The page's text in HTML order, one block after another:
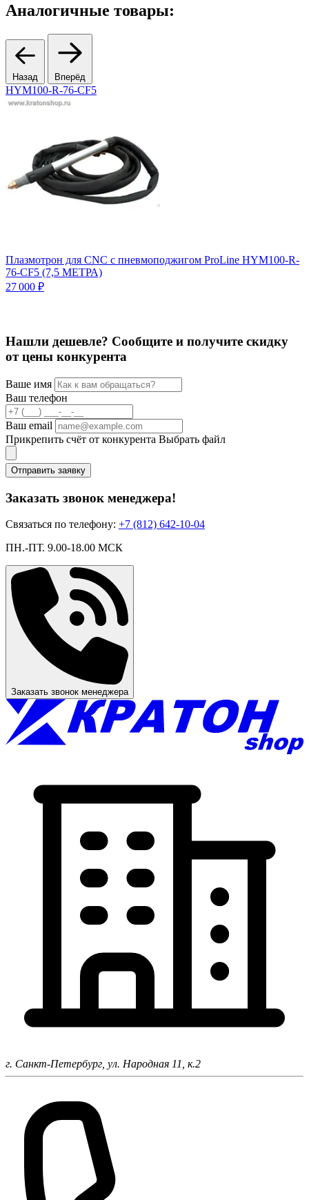
Аналогичные товары:
Назад Вперёд
HYM100-R-76-CF5
Плазмотрон для CNC с пневмоподжигом ProLine HYM100-R-
76-CF5 (7,5 МЕТРА)
27 000 ₽
Нашли дешевле? Сообщите и получите скидку
от цены конкурента
Ваше имя
Ваш телефон
Ваш email
Прикрепить счёт от конкурента Выбрать файл
Отправить заявку
Заказать звонок менеджера!
Связаться по телефону: +7 (812) 642-10-04
ПН.-ПТ. 9.00-18.00 МСК
Заказать звонок менеджера
г. Санкт-Петербург, ул. Народная 11, к.2